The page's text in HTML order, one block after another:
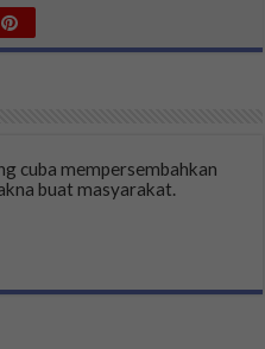
cuba mempersembahkan
buat masyarakat.